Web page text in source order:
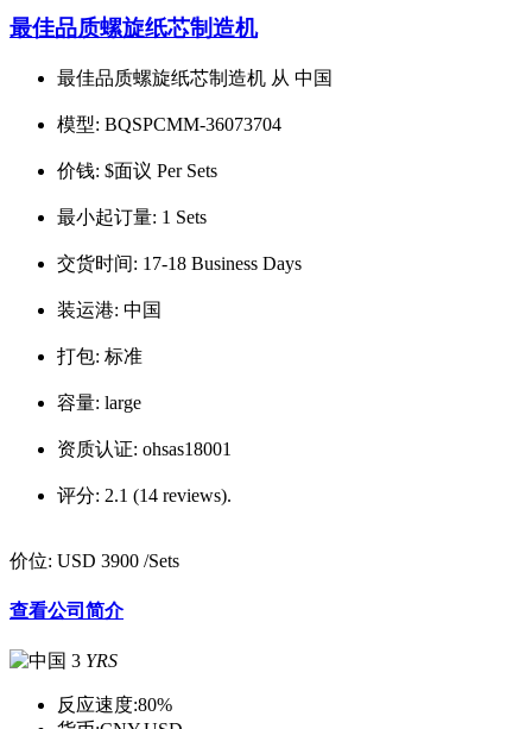
最佳品质螺旋纸芯制造机
最佳品质螺旋纸芯制造机 从 中国
模型: BQSPCMM-36073704
价钱: $面议 Per Sets
最小起订量: 1 Sets
交货时间: 17-18 Business Days
装运港: 中国
打包: 标准
容量: large
资质认证: ohsas18001
评分: 2.1 (14 reviews).
价位: USD 3900 /Sets
查看公司简介
3 YRS
反应速度:80%